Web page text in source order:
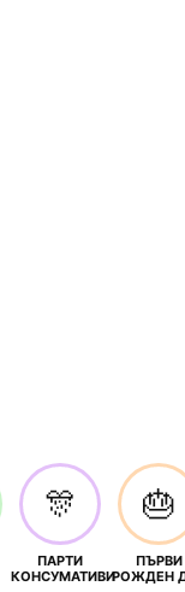
🎊
ПАРТИ
КОНСУМАТИВИ
🎂
ПЪРВИ
РОЖДЕН